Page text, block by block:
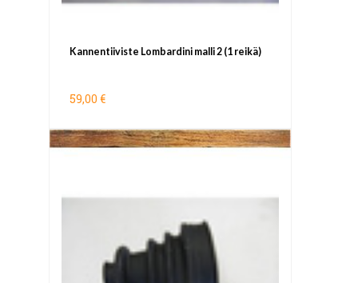
Kannentiiviste Lombardini malli 2 (1 reikä)
59,00 €